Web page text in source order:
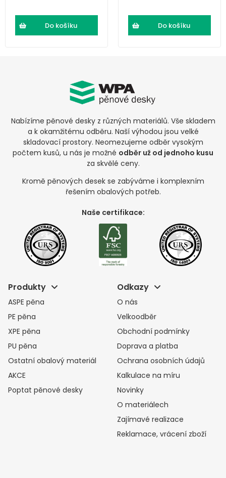
Do košíku Do košíku
Produkty
ASPE pěna
PE pěna
XPE pěna
PU pěna
Ostatní obalový materiál
AKCE
Poptat pěnové desky
Odkazy
O nás
Velkoodběr
Obchodní podmínky
Doprava a platba
Ochrana osobních údajů
Kalkulace na míru
Novinky
O materiálech
Zajímavé realizace
Reklamace, vrácení zboží
Nabízíme pěnové desky z různých materiálů. Vše skladem
a k okamžitému odběru. Naší výhodou jsou velké
skladovací prostory. Neomezujeme odběr vysokým
počtem kusů, u nás je možné odběr už od jednoho kusu
za skvělé ceny.
Kromě pěnových desek se zabýváme i komplexním
řešením obalových potřeb.
Naše certifikace: